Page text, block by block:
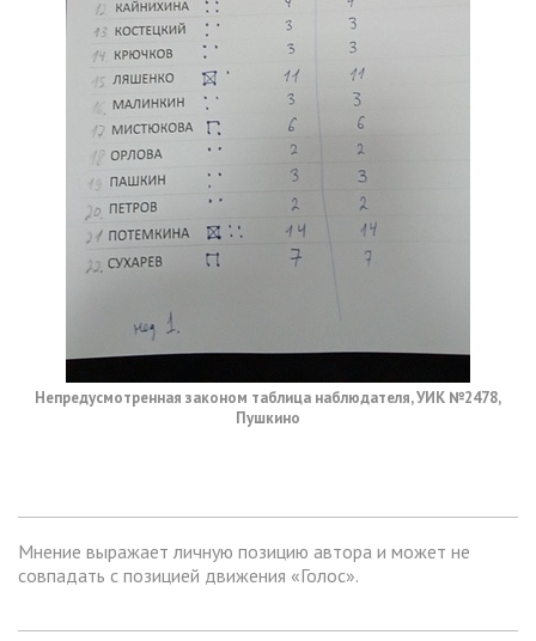
Непредусмотренная законом таблица наблюдателя, УИК №2478,
Пушкино
Мнение выражает личную позицию автора и может не
совпадать с позицией движения «Голос».